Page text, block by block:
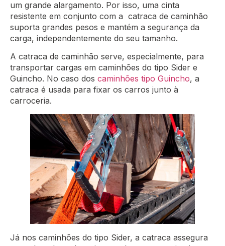
um grande alargamento. Por isso, uma cinta
resistente em conjunto com a catraca de caminhão
suporta grandes pesos e mantém a segurança da
carga, independentemente do seu tamanho.
A catraca de caminhão serve, especialmente, para
transportar cargas em caminhões do tipo Sider e
Guincho. No caso dos caminhões tipo Guincho, a
catraca é usada para fixar os carros junto à
carroceria.
Já nos caminhões do tipo Sider, a catraca assegura